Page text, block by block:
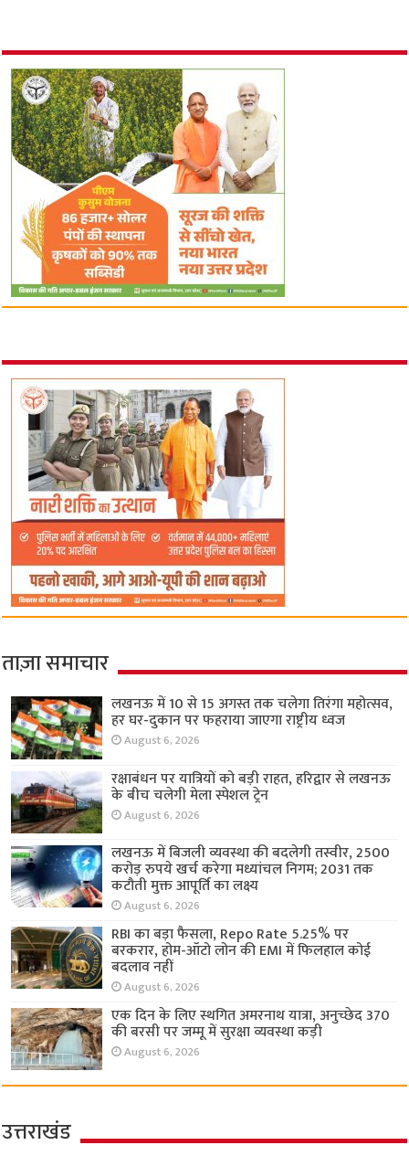
ताज़ा समाचार
लखनऊ में 10 से 15 अगस्त तक चलेगा तिरंगा महोत्सव,
हर घर-दुकान पर फहराया जाएगा राष्ट्रीय ध्वज
August 6, 2026
रक्षाबंधन पर यात्रियों को बड़ी राहत, हरिद्वार से लखनऊ
के बीच चलेगी मेला स्पेशल ट्रेन
August 6, 2026
लखनऊ में बिजली व्यवस्था की बदलेगी तस्वीर, 2500
करोड़ रुपये खर्च करेगा मध्यांचल निगम; 2031 तक
कटौती मुक्त आपूर्ति का लक्ष्य
August 6, 2026
RBI का बड़ा फैसला, Repo Rate 5.25% पर
बरकरार, होम-ऑटो लोन की EMI में फिलहाल कोई
बदलाव नहीं
August 6, 2026
एक दिन के लिए स्थगित अमरनाथ यात्रा, अनुच्छेद 370
की बरसी पर जम्मू में सुरक्षा व्यवस्था कड़ी
August 6, 2026
उत्तराखंड